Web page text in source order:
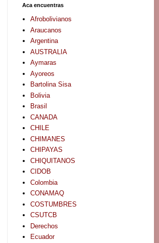
Aca encuentras
Afrobolivianos
Araucanos
Argentina
AUSTRALIA
Aymaras
Ayoreos
Bartolina Sisa
Bolivia
Brasil
CANADA
CHILE
CHIMANES
CHIPAYAS
CHIQUITANOS
CIDOB
Colombia
CONAMAQ
COSTUMBRES
CSUTCB
Derechos
Ecuador